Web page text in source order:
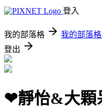
登入
我的部落格 我的部落
登出
❤靜怡&大顆